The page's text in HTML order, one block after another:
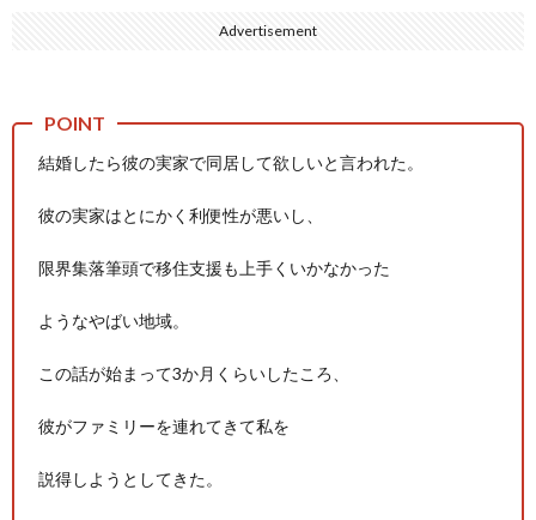
娘の誕生日に焼肉に向かう途中で、地味な女性がDQNに胸倉をつ...
人体の中身が左右非対称なのは繊毛が回転運動をして左側に流れが...
Advertisement
結婚したら彼の実家で同居して欲しいと言われた。
彼の実家はとにかく利便性が悪いし、
限界集落筆頭で移住支援も上手くいかなかった
ようなやばい地域。
この話が始まって3か月くらいしたころ、
彼がファミリーを連れてきて私を
説得しようとしてきた。